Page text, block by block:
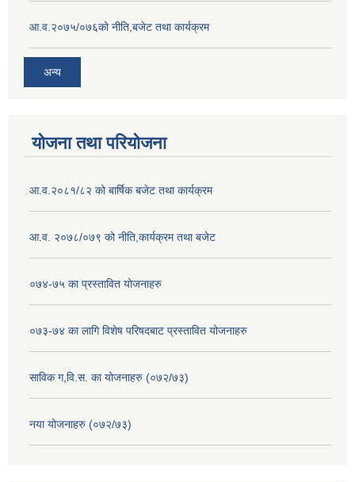
आ.व.२०७५/०७६को नीति,बजेट तथा कार्यक्रम
अन्य
योजना तथा परियोजना
आ.व.२०८१/८२ को बार्षिक बजेट तथा कार्यक्रम
आ.व. २०७८/०७९ को नीति,कार्यक्रम तथा बजेट
०७४-७५ का प्रस्तावित योजनाहरु
०७३-७४ का लागि विशेष परिषदबाट प्रस्तावित योजनाहरु
साविक ग,वि.स. का योजनाहरु (०७२/७३)
नया योजनाहरु (०७२/७३)